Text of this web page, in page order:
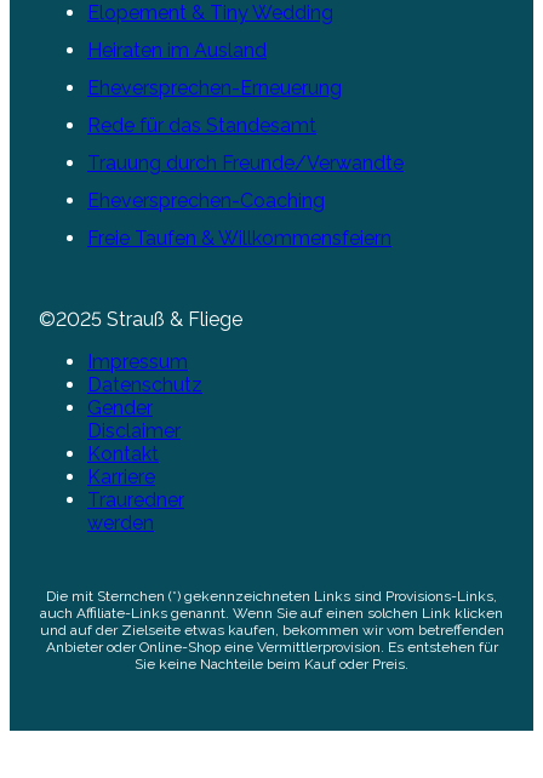
Elopement & Tiny Wedding
Heiraten im Ausland
Eheversprechen-Erneuerung
Rede für das Standesamt
Trauung durch Freunde/Verwandte
Eheversprechen-Coaching
Freie Taufen & Willkommensfeiern
©2025 Strauß & Fliege
Impressum
Datenschutz
Gender
Disclaimer
Kontakt
Karriere
Trauredner
werden
Die mit Sternchen (*) gekennzeichneten Links sind Provisions-Links,
auch Affiliate-Links genannt. Wenn Sie auf einen solchen Link klicken
und auf der Zielseite etwas kaufen, bekommen wir vom betreffenden
Anbieter oder Online-Shop eine Vermittlerprovision. Es entstehen für
Sie keine Nachteile beim Kauf oder Preis.